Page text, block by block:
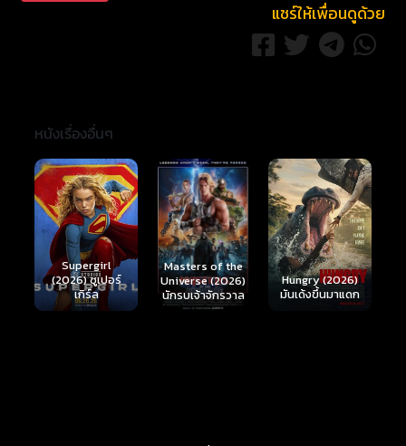
แชร์ให้เพื่อนดูด้วย
หนังเรื่องอื่นๆ
Masters of the
Universe (2026)
นักรบเจ้าจักรวาล
Hungry (2026)
มันเด้งขึ้นมาแดก
Ready or Not 2:
Here I Come
(2026) เกมพร้อม
ตาย 2